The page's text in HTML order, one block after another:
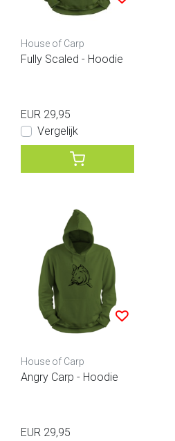
House of Carp
Fully Scaled - Hoodie
EUR 29,95
Vergelijk
House of Carp
Angry Carp - Hoodie
EUR 29,95